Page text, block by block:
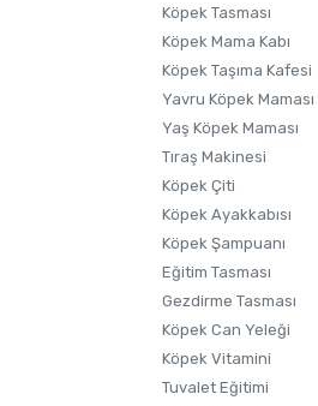
Gönder
Köpek Tasması
Köpek Mama Kabı
Köpek Taşıma Kafesi
Yavru Köpek Maması
Yaş Köpek Maması
Tıraş Makinesi
Köpek Çiti
Köpek Ayakkabısı
Köpek Şampuanı
Eğitim Tasması
Gezdirme Tasması
Köpek Can Yeleği
Köpek Vitamini
Tuvalet Eğitimi